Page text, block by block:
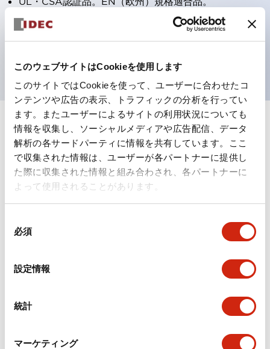
このウェブサイトはCookieを使用します
このサイトではCookieを使って、ユーザーに合わせたコ
ンテンツや広告の表示、トラフィックの分析を行ってい
ます。またユーザーによるサイトの利用状況についても
情報を収集し、ソーシャルメディアや広告配信、データ
解析の各サードパーティに情報を共有しています。ここ
で収集された情報は、ユーザーが各パートナーに提供し
た際に収集された情報と組み合わされ、各パートナーに
よって使用されることがあります。
必須
設定情報
統計
マーケティング
CCC認証品（表示灯は除く）。
ドキュメントとファイル
カタログ 規格・認証 技術文書 その他
A6シリーズ φ16小形コントロールユニット（日本語）
フラッシュベゼル［アクセサリ］ LB/A6・LW シリーズ